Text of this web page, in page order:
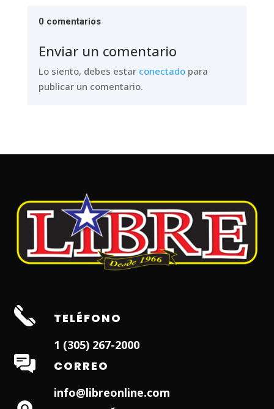
0 comentarios
Enviar un comentario
Lo siento, debes estar conectadopara
publicar un comentario.
TELÉFONO
1 (305) 267-2000
CORREO
info@libreonline.com